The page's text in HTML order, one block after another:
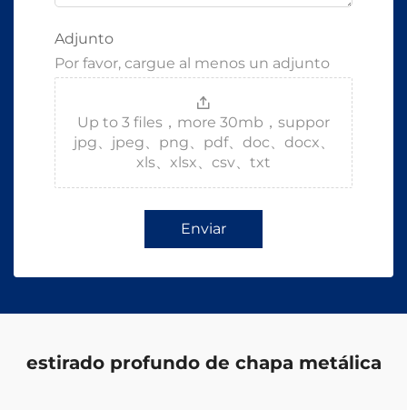
Adjunto
Por favor, cargue al menos un adjunto
Up to 3 files，more 30mb，suppor
jpg、jpeg、png、pdf、doc、docx、
xls、xlsx、csv、txt
Enviar
estirado profundo de chapa metálica